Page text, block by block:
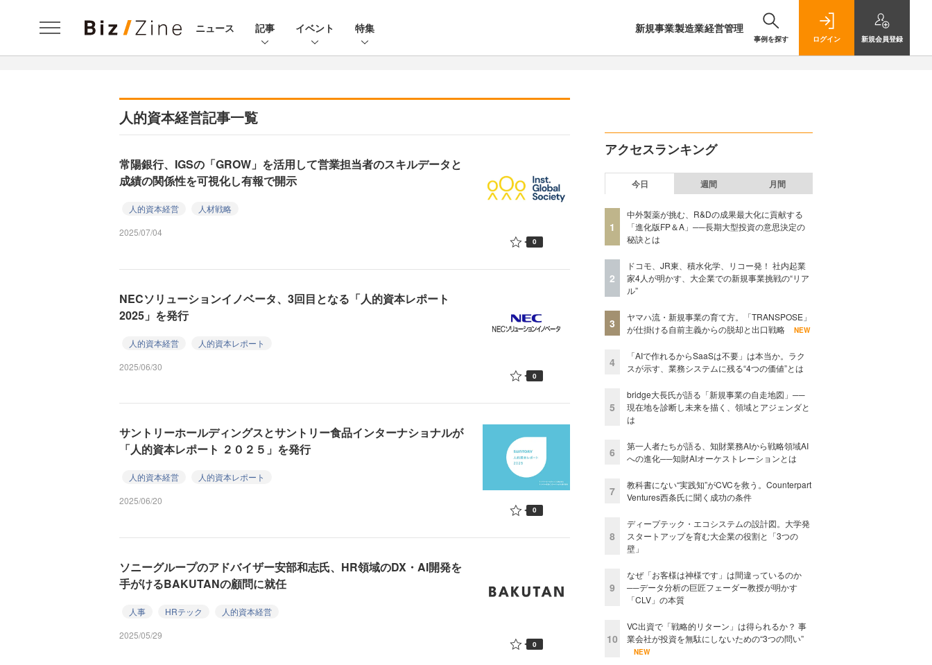
ニュース 記事 イベント 特集 新規事業製造業経営管理
事例を探す ログイン 新規会員登録
人的資本経営記事一覧
常陽銀行、IGSの「GROW」を活用して営業担当者のスキルデータと
成績の関係性を可視化し有報で開示
人的資本経営
人材戦略
2025/07/04
0
NECソリューションイノベータ、3回目となる「人的資本レポート
2025」を発行
人的資本経営
人的資本レポート
2025/06/30
0
サントリーホールディングスとサントリー食品インターナショナルが
「人的資本レポート ２０２５」を発行
人的資本経営
人的資本レポート
2025/06/20
0
ソニーグループのアドバイザー安部和志氏、HR領域のDX・AI開発を
手がけるBAKUTANの顧問に就任
人事 HRテック
人的資本経営
2025/05/29
0
アクセスランキング
今日 週間 月間
1
中外製薬が挑む、R&Dの成果最大化に貢献する
「進化版FP＆A」──長期大型投資の意思決定の
秘訣とは
2
ドコモ、JR東、積水化学、リコー発！ 社内起業
家4人が明かす、大企業での新規事業挑戦の“リア
ル”
3
ヤマハ流・新規事業の育て方。「TRANSPOSE」
が仕掛ける自前主義からの脱却と出口戦略
NEW
4
「AIで作れるからSaaSは不要」は本当か。ラク
スが示す、業務システムに残る“4つの価値”とは
5
bridge大長氏が語る「新規事業の自走地図」──
現在地を診断し未来を描く、領域とアジェンダと
は
6
第一人者たちが語る、知財業務AIから戦略領域AI
への進化──知財AIオーケストレーションとは
7
教科書にない“実践知”がCVCを救う。Counterpart
Ventures西条氏に聞く成功の条件
8
ディープテック・エコシステムの設計図。大学発
スタートアップを育む大企業の役割と「3つの
壁」
9
なぜ「お客様は神様です」は間違っているのか
──データ分析の巨匠フェーダー教授が明かす
「CLV」の本質
10
VC出資で「戦略的リターン」は得られるか？ 事
業会社が投資を無駄にしないための“3つの問い”
NEW